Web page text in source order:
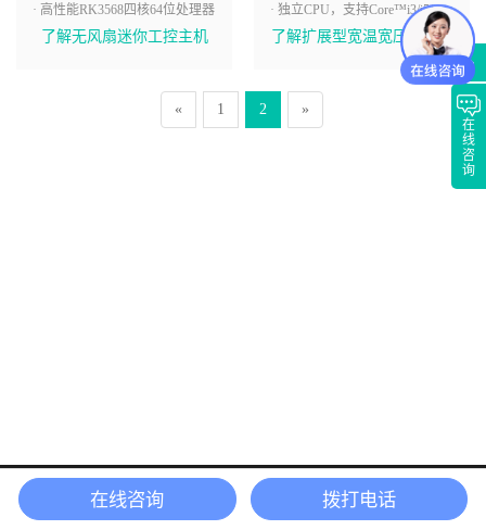
· 高性能RK3568四核64位处理器
了解无风扇迷你工控主机
· 独立CPU，支持Core™i3/i5/i7/i9处理
了解扩展型宽温宽压工控机
« 1 2 »
首 页 产品中心 电话联系
在
线
咨
询
在线咨询 拨打电话